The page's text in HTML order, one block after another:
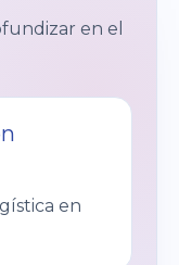
en el
en